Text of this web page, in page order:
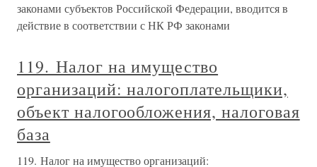
законами субъектов Российской Федерации, вводится в
действие в соответствии с НК РФ законами
119. Налог на имущество
организаций: налогоплательщики,
объект налогообложения, налоговая
база
119. Налог на имущество организаций: